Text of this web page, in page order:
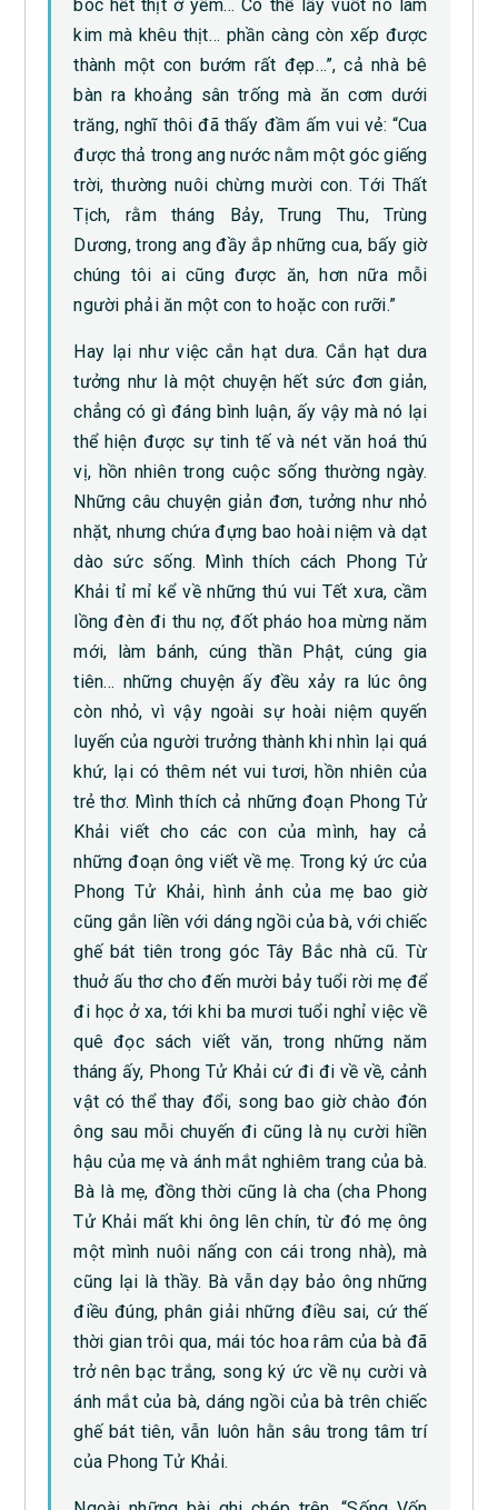
bóc hết thịt ở yếm… Có thể lấy vuốt nó làm
kim mà khêu thịt… phần càng còn xếp được
thành một con bướm rất đẹp…”, cả nhà bê
bàn ra khoảng sân trống mà ăn cơm dưới
trăng, nghĩ thôi đã thấy đầm ấm vui vẻ: “Cua
được thả trong ang nước nằm một góc giếng
trời, thường nuôi chừng mười con. Tới Thất
Tịch, rằm tháng Bảy, Trung Thu, Trùng
Dương, trong ang đầy ắp những cua, bấy giờ
chúng tôi ai cũng được ăn, hơn nữa mỗi
người phải ăn một con to hoặc con rưỡi.”
Hay lại như việc cắn hạt dưa. Cắn hạt dưa
tưởng như là một chuyện hết sức đơn giản,
chẳng có gì đáng bình luận, ấy vậy mà nó lại
thể hiện được sự tinh tế và nét văn hoá thú
vị, hồn nhiên trong cuộc sống thường ngày.
Những câu chuyện giản đơn, tưởng như nhỏ
nhặt, nhưng chứa đựng bao hoài niệm và dạt
dào sức sống. Mình thích cách Phong Tử
Khải tỉ mỉ kể về những thú vui Tết xưa, cầm
lồng đèn đi thu nợ, đốt pháo hoa mừng năm
mới, làm bánh, cúng thần Phật, cúng gia
tiên… những chuyện ấy đều xảy ra lúc ông
còn nhỏ, vì vậy ngoài sự hoài niệm quyến
luyến của người trưởng thành khi nhìn lại quá
khứ, lại có thêm nét vui tươi, hồn nhiên của
trẻ thơ. Mình thích cả những đoạn Phong Tử
Khải viết cho các con của mình, hay cả
những đoạn ông viết về mẹ. Trong ký ức của
Phong Tử Khải, hình ảnh của mẹ bao giờ
cũng gắn liền với dáng ngồi của bà, với chiếc
ghế bát tiên trong góc Tây Bắc nhà cũ. Từ
thuở ấu thơ cho đến mười bảy tuổi rời mẹ để
đi học ở xa, tới khi ba mươi tuổi nghỉ việc về
quê đọc sách viết văn, trong những năm
tháng ấy, Phong Tử Khải cứ đi đi về về, cảnh
vật có thể thay đổi, song bao giờ chào đón
ông sau mỗi chuyến đi cũng là nụ cười hiền
hậu của mẹ và ánh mắt nghiêm trang của bà.
Bà là mẹ, đồng thời cũng là cha (cha Phong
Tử Khải mất khi ông lên chín, từ đó mẹ ông
một mình nuôi nấng con cái trong nhà), mà
cũng lại là thầy. Bà vẫn dạy bảo ông những
điều đúng, phân giải những điều sai, cứ thế
thời gian trôi qua, mái tóc hoa râm của bà đã
trở nên bạc trắng, song ký ức về nụ cười và
ánh mắt của bà, dáng ngồi của bà trên chiếc
ghế bát tiên, vẫn luôn hằn sâu trong tâm trí
của Phong Tử Khải.